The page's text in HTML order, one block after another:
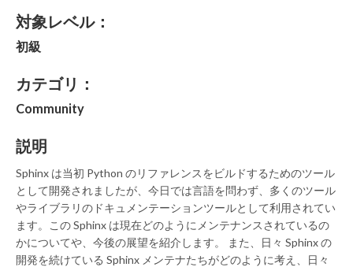
対象レベル：
初級
カテゴリ：
Community
説明
Sphinx は当初 Python のリファレンスをビルドするためのツール
として開発されましたが、今日では言語を問わず、多くのツール
やライブラリのドキュメンテーションツールとして利用されてい
ます。この Sphinx は現在どのようにメンテナンスされているの
かについてや、今後の展望を紹介します。 また、日々 Sphinx の
開発を続けている Sphinx メンテナたちがどのように考え、日々